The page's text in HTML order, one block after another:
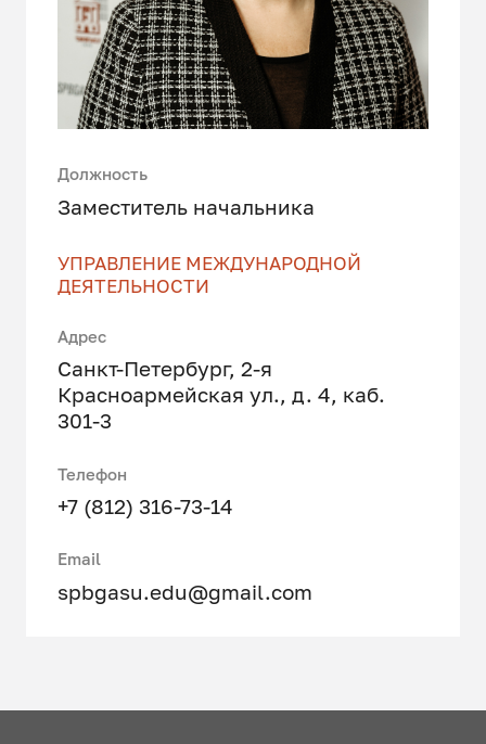
Должность
Заместитель начальника
УПРАВЛЕНИЕ МЕЖДУНАРОДНОЙ
ДЕЯТЕЛЬНОСТИ
Адрес
Санкт-Петербург, 2-я
Красноармейская ул., д. 4, каб.
301-3
Телефон
+7 (812) 316-73-14
Email
spbgasu.edu@gmail.com